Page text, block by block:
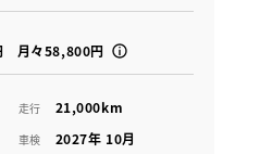
月々58,800円
走行 21,000km
車検 2027年 10月